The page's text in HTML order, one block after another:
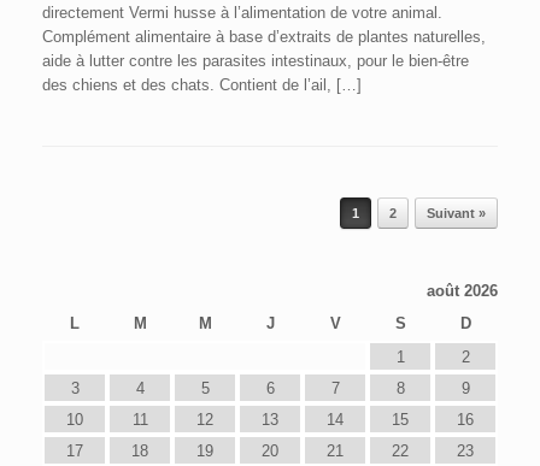
directement Vermi husse à l’alimentation de votre animal.
Complément alimentaire à base d’extraits de plantes naturelles,
aide à lutter contre les parasites intestinaux, pour le bien-être
des chiens et des chats. Contient de l’ail, […]
1 2 Suivant »
août 2026
L
M M J V S D
1
2
3
4 5 6 7 8
9
10
11 12 13 14 15
16
17
18 19 20 21 22
23